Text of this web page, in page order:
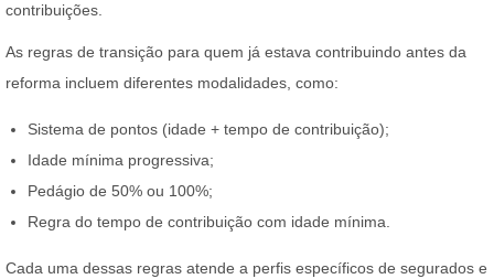
contribuições.
As regras de transição para quem já estava contribuindo antes da
reforma incluem diferentes modalidades, como:
Sistema de pontos (idade + tempo de contribuição);
Idade mínima progressiva;
Pedágio de 50% ou 100%;
Regra do tempo de contribuição com idade mínima.
Cada uma dessas regras atende a perfis específicos de segurados e